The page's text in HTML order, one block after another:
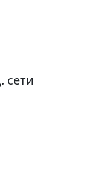
сети